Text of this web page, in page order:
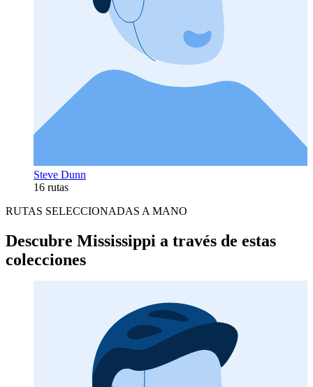
Steve Dunn
16 rutas
RUTAS SELECCIONADAS A MANO
Descubre Mississippi a través de estas
colecciones